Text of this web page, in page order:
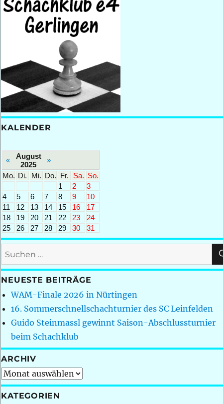
KALENDER
«
August
2025
»
Mo. Di. Mi. Do. Fr. Sa. So.
1
2
3
4
5 6 7 8 9
10
11
12 13 14 15 16
17
18
19 20 21 22 23
24
25
26 27 28 29 30 31
Suchen
nach:
NEUESTE BEITRÄGE
WAM-Finale 2026 in Nürtingen
16. Sommerschnellschachturnier des SC Leinfelden
Guido Steinmassl gewinnt Saison-Abschlussturnier
beim Schachklub
ARCHIV
Archiv
KATEGORIEN